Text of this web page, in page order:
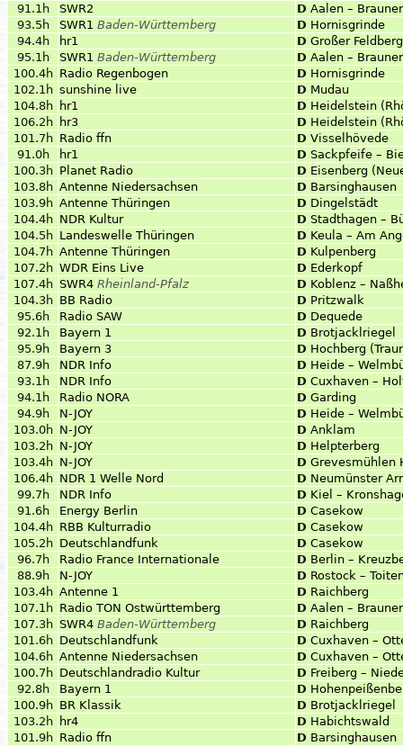
91.1h
SWR2 D Aalen –
93.5h
SWR1 Baden-Württemberg D Hornisgrinde
94.4h
hr1 D Großer
95.1h
SWR1 Baden-Württemberg D Aalen –
100.4h Radio Regenbogen D Hornisgrinde
102.1h sunshine live D Mudau
104.8h
hr1 D Heidelstein
106.2h
hr3 D Heidelstein
101.7h Radio ffn D Visselhövede
91.0h
hr1 D Sackpfeife –
100.3h Planet Radio D Eisenberg
103.8h Antenne Niedersachsen D Barsinghausen
103.9h Antenne Thüringen D Dingelstädt
104.4h NDR Kultur D Stadthagen –
104.5h Landeswelle Thüringen D Keula – Am
104.7h Antenne Thüringen D Kulpenberg
107.2h WDR Eins Live D Ederkopf
107.4h SWR4 Rheinland-Pfalz D Koblenz –
104.3h BB Radio D Pritzwalk
95.6h
Radio SAW D Dequede
92.1h
Bayern 1 D Brotjacklriegel
95.9h
Bayern 3 D Hochberg
87.9h
NDR Info D Heide –
93.1h
NDR Info D Cuxhaven –
94.1h
Radio NORA D Garding
94.9h
N-JOY D Heide –
103.0h N-JOY D Anklam
103.2h N-JOY D Helpterberg
103.4h N-JOY D Grevesmühlen
106.4h NDR 1 Welle Nord D Neumünster
99.7h
NDR Info D Kiel –
91.6h
Energy Berlin D Casekow
104.4h RBB Kulturradio D Casekow
105.2h Deutschlandfunk D Casekow
96.7h
Radio France Internationale D Berlin –
88.9h
N-JOY D Rostock –
103.4h Antenne 1 D Raichberg
107.1h Radio TON Ostwürttemberg D Aalen –
107.3h SWR4 Baden-Württemberg D Raichberg
101.6h Deutschlandfunk D Cuxhaven –
104.6h Antenne Niedersachsen D Cuxhaven –
100.7h Deutschlandradio Kultur D Freiberg –
92.8h
Bayern 1 D
100.9h BR Klassik D Brotjacklriegel
103.2h
hr4 D Habichtswald
101.9h Radio ffn D Barsinghausen